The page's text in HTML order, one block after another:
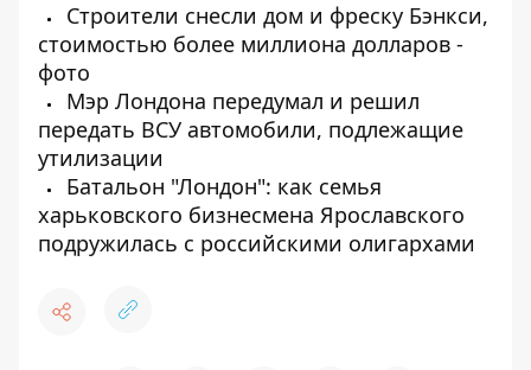
Строители снесли дом и фреску Бэнкси,
стоимостью более миллиона долларов -
фото
Мэр Лондона передумал и решил
передать ВСУ автомобили, подлежащие
утилизации
Батальон "Лондон": как семья
харьковского бизнесмена Ярославского
подружилась с российскими олигархами